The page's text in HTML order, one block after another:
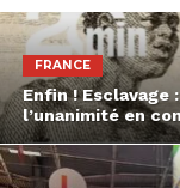
FRANCE
Enfin ! Esclavage
l’unanimité en